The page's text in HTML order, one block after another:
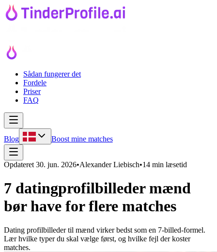
Sådan fungerer det
Fordele
Priser
FAQ
Blog Boost mine matches
Opdateret 30. jun. 2026•Alexander Liebisch•14 min læsetid
7 datingprofilbilleder mænd
bør have for flere matches
Dating profilbilleder til mænd virker bedst som en 7-billed-formel.
Lær hvilke typer du skal vælge først, og hvilke fejl der koster
matches.